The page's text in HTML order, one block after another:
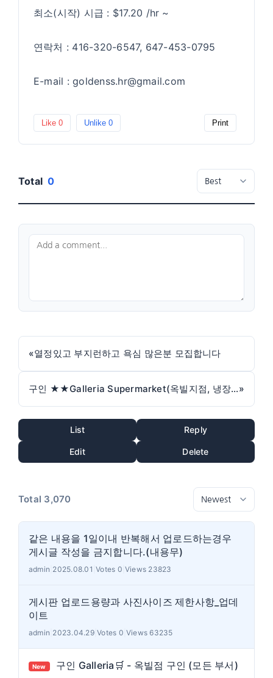
최소(시작) 시급 : $17.20 /hr ~
연락처 : 416-320-6547, 647-453-0795
E-mail : goldenss.hr@gmail.com
Like 0 Unlike0 Print
Total 0
«열정있고 부지런하고 욕심 많은분 모집합니다
구인 ★★Galleria Supermarket(옥빌지점, 냉장냉동팀)★★»
List Reply
Edit Delete
Total 3,070
같은 내용을 1일이내 반복해서 업로드하는경우
게시글 작성을 금지합니다.(내용무)
admin 2025.08.01 |Votes 0 |Views 23823
게시판 업로드용량과 사진사이즈 제한사항_업데
이트
admin 2023.04.29|Votes 0 |Views 63235
New 구인 Galleria🛒 - 옥빌점 구인 (모든 부서)